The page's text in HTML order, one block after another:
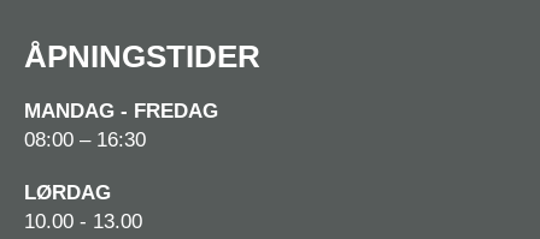
ÅPNINGSTIDER
MANDAG - FREDAG
08:00 – 16:30
LØRDAG
10.00 - 13.00